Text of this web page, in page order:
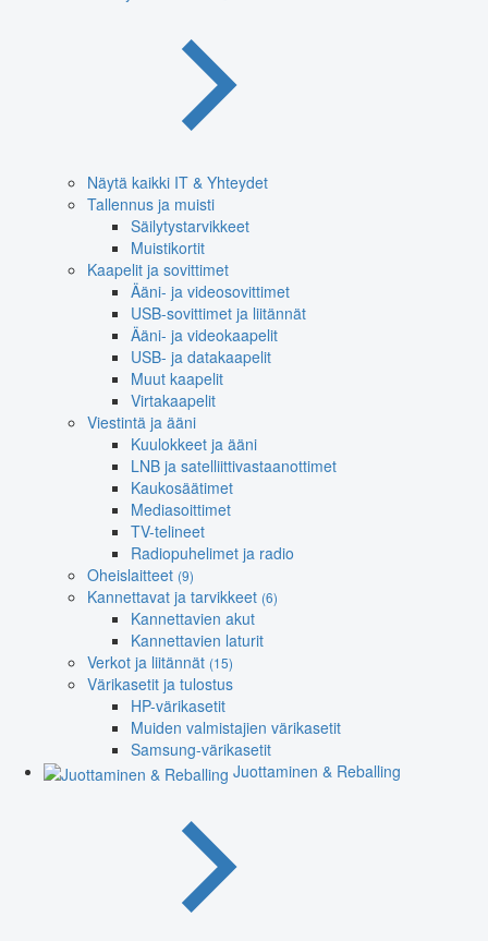
Näytä kaikki IT & Yhteydet
Tallennus ja muisti
Säilytystarvikkeet
Muistikortit
Kaapelit ja sovittimet
Ääni- ja videosovittimet
USB-sovittimet ja liitännät
Ääni- ja videokaapelit
USB- ja datakaapelit
Muut kaapelit
Virtakaapelit
Viestintä ja ääni
Kuulokkeet ja ääni
LNB ja satelliittivastaanottimet
Kaukosäätimet
Mediasoittimet
TV-telineet
Radiopuhelimet ja radio
Oheislaitteet (9)
Kannettavat ja tarvikkeet (6)
Kannettavien akut
Kannettavien laturit
Verkot ja liitännät (15)
Värikasetit ja tulostus
HP-värikasetit
Muiden valmistajien värikasetit
Samsung-värikasetit
Juottaminen & Reballing